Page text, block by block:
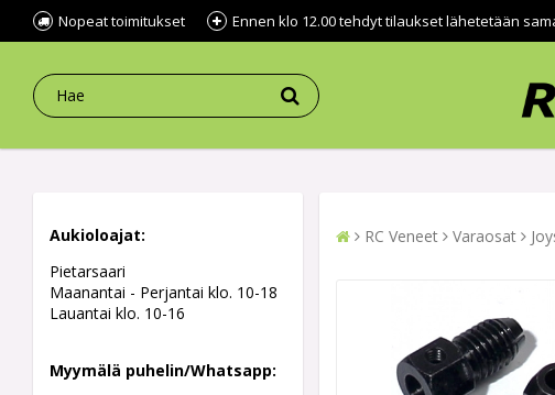
Nopeat toimitukset Ennen klo 12.00 tehdyt tilaukset lähetetään
Aukioloajat:
Pietarsaari
Maanantai - Perjantai klo. 10-18
Lauantai klo. 10-16
Myymälä puhelin/Whatsapp:
RC Veneet Varaosat